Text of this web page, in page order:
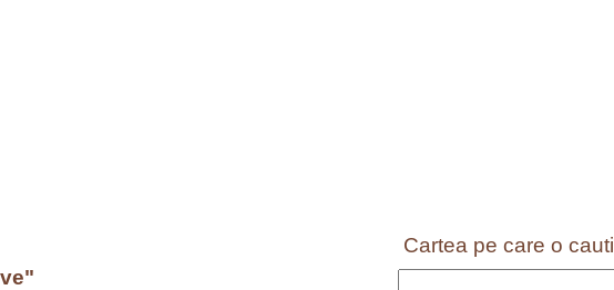
Cartea pe care o cauti